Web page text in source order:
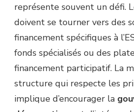
représente souvent un défi.
doivent se tourner vers des
financement spécifiques à
fonds spécialisés ou des
financement participatif. La
structure qui respecte les
implique d’encourager la